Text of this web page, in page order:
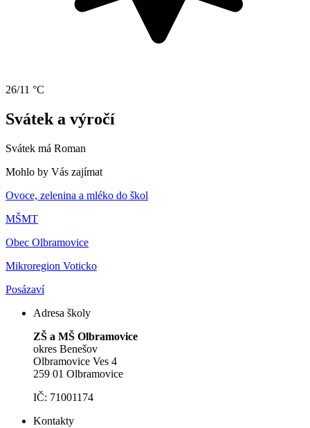
26/11 °C
Svátek a výročí
Svátek má Roman
Mohlo by Vás zajímat
Ovoce, zelenina a mléko do škol
MŠMT
Obec Olbramovice
Mikroregion Voticko
Posázaví
Adresa školy
ZŠ a MŠ Olbramovice
okres Benešov
Olbramovice Ves 4
259 01 Olbramovice
IČ: 71001174
Kontakty